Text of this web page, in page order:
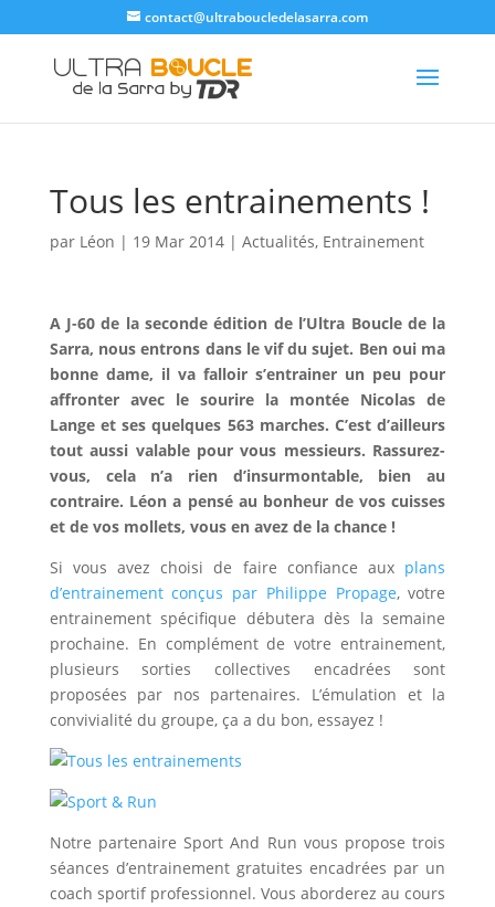
contact@ultraboucledelasarra.com
Tous les entrainements !
par Léon | 19 Mar 2014| Actualités, Entrainement
A J-60 de la seconde édition de l’Ultra Boucle de la
Sarra, nous entrons dans le vif du sujet. Ben oui ma
bonne dame, il va falloir s’entrainer un peu pour
affronter avec le sourire la montée Nicolas de
Lange et ses quelques 563 marches. C’est d’ailleurs
tout aussi valable pour vous messieurs. Rassurez-
vous, cela n’a rien d’insurmontable, bien au
contraire. Léon a pensé au bonheur de vos cuisses
et de vos mollets, vous en avez de la chance !
Si vous avez choisi de faire confiance aux plans
d’entrainement conçus par Philippe Propage, votre
entrainement spécifique débutera dès la semaine
prochaine. En complément de votre entrainement,
plusieurs sorties collectives encadrées sont
proposées par nos partenaires. L’émulation et la
convivialité du groupe, ça a du bon, essayez !
Notre partenaire Sport And Run vous propose trois
séances d’entrainement gratuites encadrées par un
coach sportif professionnel. Vous aborderez au cours